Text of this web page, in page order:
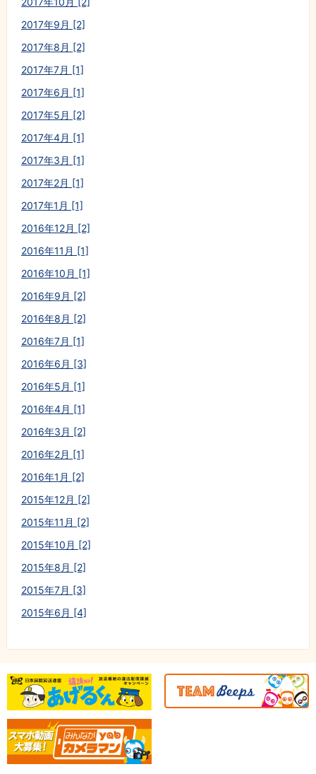
2017年9月 [2]
2017年8月 [2]
2017年7月 [1]
2017年6月 [1]
2017年5月 [2]
2017年4月 [1]
2017年3月 [1]
2017年2月 [1]
2017年1月 [1]
2016年12月 [2]
2016年11月 [1]
2016年10月 [1]
2016年9月 [2]
2016年8月 [2]
2016年7月 [1]
2016年6月 [3]
2016年5月 [1]
2016年4月 [1]
2016年3月 [2]
2016年2月 [1]
2016年1月 [2]
2015年12月 [2]
2015年11月 [2]
2015年10月 [2]
2015年8月 [2]
2015年7月 [3]
2015年6月 [4]